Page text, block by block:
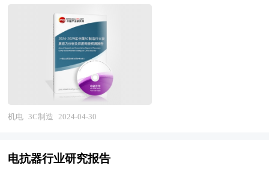
网、全国及海外多种相关报纸杂志的基础信息等公
布和提供的大量资料和数据，客观、多角度地对中
国PCB行业市场进行了分析研究。报告在总结中国
PCB行业发展历程的基础上，结合新时期的各方面
因素，对中国PCB行业的发展趋势给予了细致和审
慎的预测论证。报告资料详实，图表丰富，既有深
入的分析，又有直观的比较，为PCB行业企业在激
局、国家商务部、国家市场监督管理总局、国家发
改委、国家经济信息中心、国务院发展研究中心、
国家海关总署、中国经济景气监测中心、中国行业
研究网、国内外相关报刊杂志的基础信息以及教学
仪器专业研究单位等公布和提供的大量资料。对我
国教学仪器的行业现状、市场各类经营指标的情
况、重点企业状况、区域市场发展情况等内容进行
发展进行详尽深入的分析，并根据教学仪器行业的
和使用。 本报告由中研普华的资深专家和研究人
员通过长期周密的市场调研，参考国家统计局、国
家商务部、国家发改委、国务院发展研究中心、行
业协会、中国行业研究网、全国及海外专业研究机
构提供的大量权威资料，并对多位业内资深专家进
行深入访谈的基础上，通过与国际同步的市场研究
工具、理论和模型撰写而成。全面而准确地为您从
地把握整个3C制造行业的市场走向和发展趋势。
机电 3C制造 2024-04-30
电抗器行业研究报告